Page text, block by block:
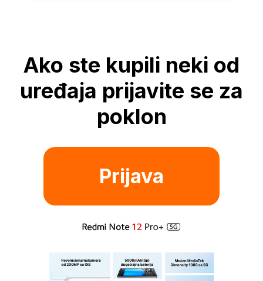
Ako ste kupili neki od
uređaja prijavite se za
poklon
Prijava